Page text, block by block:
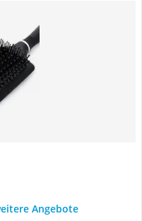
Angebote